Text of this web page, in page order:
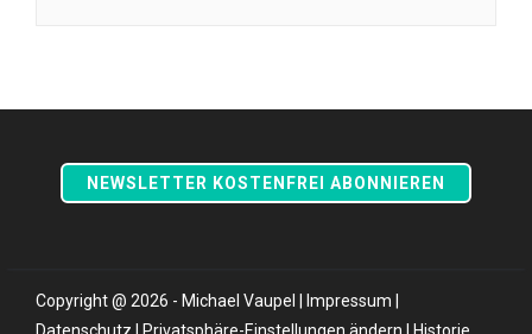
NEWSLETTER KOSTENFREI ABONNIEREN
Copyright @ 2026 - Michael Vaupel | Impressum